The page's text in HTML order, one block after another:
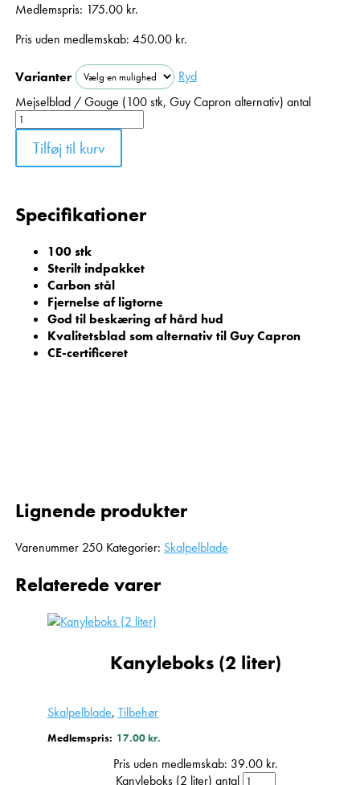
Medlemspris: 175.00 kr.
Pris uden medlemskab: 450.00 kr.
Varianter
Ryd
Mejselblad / Gouge (100 stk, Guy Capron alternativ) antal
Tilføj til kurv
Specifikationer
100 stk
Sterilt indpakket
Carbon stål
Fjernelse af ligtorne
God til beskæring af hård hud
Kvalitetsblad som alternativ til Guy Capron
CE-certificeret
Lignende produkter
Varenummer 250 Kategorier: Skalpelblade
Relaterede varer
Skalpelblade, Tilbehør
Kanyleboks (2 liter)
Medlemspris: 17.00kr.
Pris uden medlemskab: 39.00 kr.
Kanyleboks (2 liter) antal